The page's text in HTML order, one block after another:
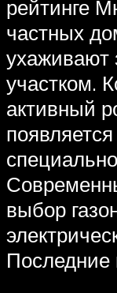
рейтинге
частных
ухаживают
участком.
активный
выбор
Последние